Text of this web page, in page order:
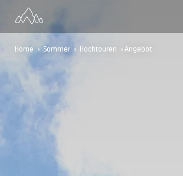
Home > Sommer > Hochtouren > Angebot